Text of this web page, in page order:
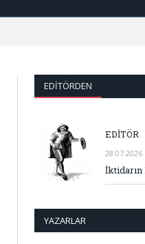
EDITÖRDEN
EDİTÖR
28.07.2026
İktidarın
YAZARLAR